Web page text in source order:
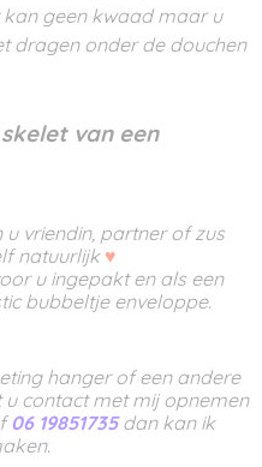
geen kwaad maar u
dragen onder de douchen
van een
vriendin, partner of zus
natuurlijk ♥
u ingepakt en als een
bubbeltje enveloppe.
hanger of een andere
contact met mij opnemen
06 19851735dan kan ik